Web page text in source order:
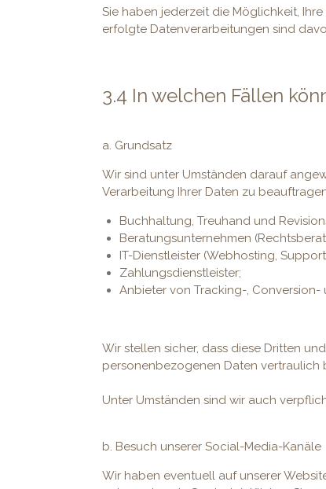
Sie haben jederzeit die Möglichkeit,
erfolgte Datenverarbeitungen sind
3.4 In welchen Fällen
a. Grundsatz
Wir sind unter Umständen darauf
Verarbeitung Ihrer Daten zu
Buchhaltung, Treuhand und
Beratungsunternehmen
IT-Dienstleister (Webhosting,
Zahlungsdienstleister;
Anbieter von Tracking-, Conversion-
Wir stellen sicher, dass diese Dritten
personenbezogenen Daten vertraulich
Unter Umständen sind wir auch
b. Besuch unserer Social-Media-Kanäle
Wir haben eventuell auf unserer